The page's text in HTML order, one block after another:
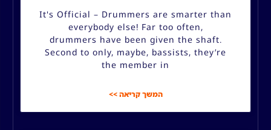
It's Official – Drummers are smarter than
everybody else! Far too often,
drummers have been given the shaft.
Second to only, maybe, bassists, they’re
the member in
המשך קריאה >>